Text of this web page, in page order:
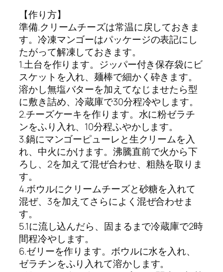
【作り方】
準備.クリームチーズは常温に戻しておきま
す。冷凍マンゴーはパッケージの表記にし
たがって解凍しておきます。
1.土台を作ります。ジッパー付き保存袋にビ
スケットを入れ、麺棒で細かく砕きます。
溶かし無塩バターを加えてなじませたら型
に敷き詰め、冷蔵庫で30分程冷やします。
2.チーズケーキを作ります。水に粉ゼラチ
ンをふり入れ、10分程ふやかします。
3.鍋にマンゴーピューレと生クリームを入
れ、中火にかけます。沸騰直前で火から下
ろし、2を加えて混ぜ合わせ、粗熱を取りま
す。
4.ボウルにクリームチーズと砂糖を入れて
混ぜ、3を加えてさらによく混ぜ合わせま
す。
5.1に流し込んだら、固まるまで冷蔵庫で2時
間程冷やします。
6.ゼリーを作ります。ボウルに水を入れ、
ゼラチンをふり入れて溶かします。